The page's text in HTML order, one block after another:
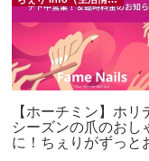
【ホーチミン】ホリ
シーズンの爪のおし
に！ちぇりがずっと